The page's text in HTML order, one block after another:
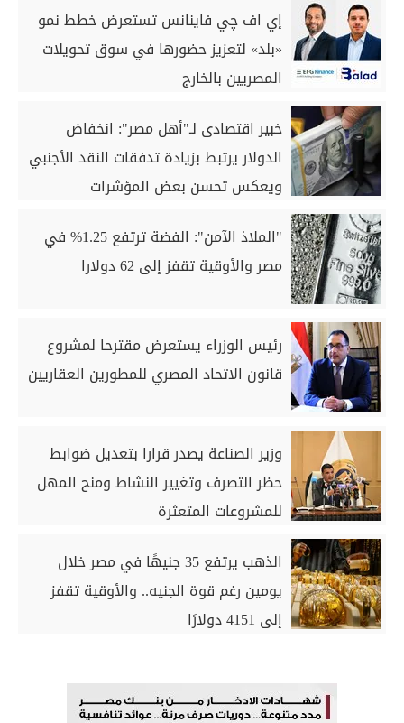
إي اف چي فاينانس تستعرض خطط نمو
«بلد» لتعزيز حضورها في سوق تحويلات
المصريين بالخارج
خبير اقتصادى لـ"أهل مصر": انخفاض
الدولار يرتبط بزيادة تدفقات النقد الأجنبي
ويعكس تحسن بعض المؤشرات
"الملاذ الآمن": الفضة ترتفع 1.25% في
مصر والأوقية تقفز إلى 62 دولارا
رئيس الوزراء يستعرض مقترحا لمشروع
قانون الاتحاد المصري للمطورين العقاريين
وزير الصناعة يصدر قرارا بتعديل ضوابط
حظر التصرف وتغيير النشاط ومنح المهل
للمشروعات المتعثرة
الذهب يرتفع 35 جنيهًا في مصر خلال
يومين رغم قوة الجنيه.. والأوقية تقفز
إلى 4151 دولارًا